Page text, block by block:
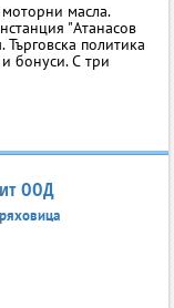
масла.
"Атанасов
политика
бонуси. С три
ООД